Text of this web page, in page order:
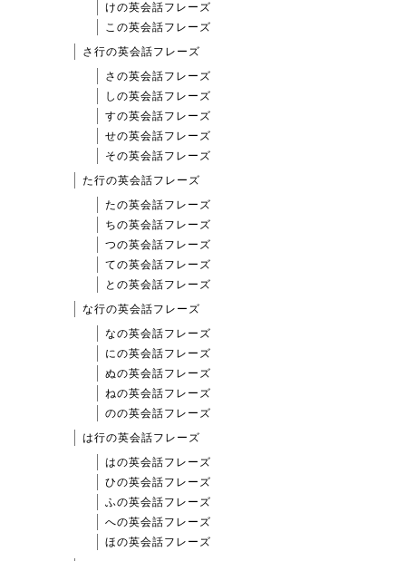
けの英会話フレーズ
この英会話フレーズ
さ行の英会話フレーズ
さの英会話フレーズ
しの英会話フレーズ
すの英会話フレーズ
せの英会話フレーズ
その英会話フレーズ
た行の英会話フレーズ
たの英会話フレーズ
ちの英会話フレーズ
つの英会話フレーズ
ての英会話フレーズ
との英会話フレーズ
な行の英会話フレーズ
なの英会話フレーズ
にの英会話フレーズ
ぬの英会話フレーズ
ねの英会話フレーズ
のの英会話フレーズ
は行の英会話フレーズ
はの英会話フレーズ
ひの英会話フレーズ
ふの英会話フレーズ
への英会話フレーズ
ほの英会話フレーズ